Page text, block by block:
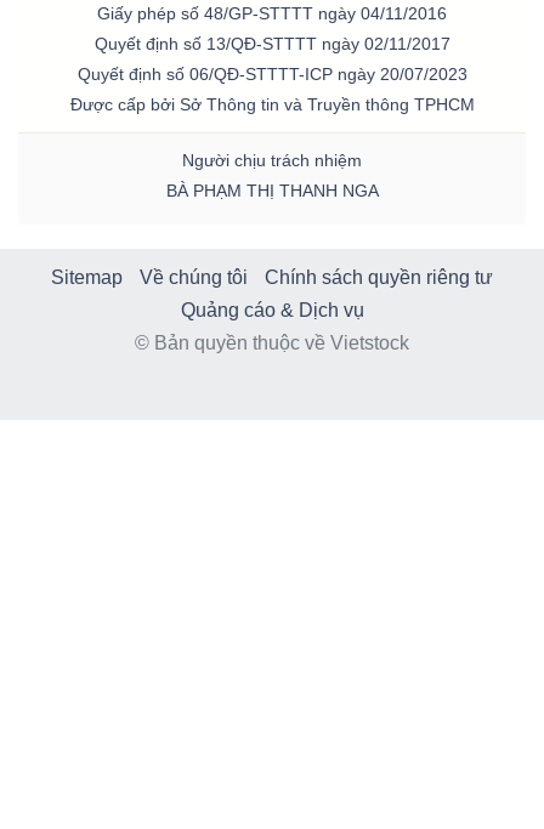
Giấy phép số 48/GP-STTTT ngày 04/11/2016
Quyết định số 13/QĐ-STTTT ngày 02/11/2017
Quyết định số 06/QĐ-STTTT-ICP ngày 20/07/2023
Được cấp bởi Sở Thông tin và Truyền thông TPHCM
Người chịu trách nhiệm
BÀ PHẠM THỊ THANH NGA
Sitemap Về chúng tôi
Chính sách quyền riêng tư
Quảng cáo & Dịch vụ
© Bản quyền thuộc về Vietstock